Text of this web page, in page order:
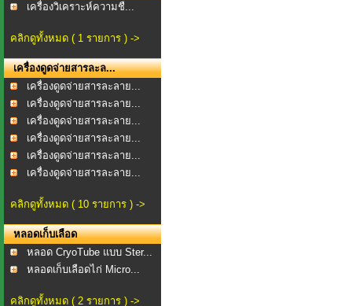
เครื่องวิเคราะห์ความชื...
คลิกดูทั้งหมด ( 1 รายการ ) ->
เครื่องดูดจ่ายสารละล...
เครื่องดูดจ่ายสารละลาย...
เครื่องดูดจ่ายสารละลาย...
เครื่องดูดจ่ายสารละลาย...
เครื่องดูดจ่ายสารละลาย...
เครื่องดูดจ่ายสารละลาย...
เครื่องดูดจ่ายสารละลาย...
คลิกดูทั้งหมด ( 10 รายการ ) ->
หลอดเก็บเลือด
หลอด CryoTube แบบ Ster...
หลอดเก็บเลือดไก่ Micro...
คลิกดูทั้งหมด ( 2 รายการ ) ->